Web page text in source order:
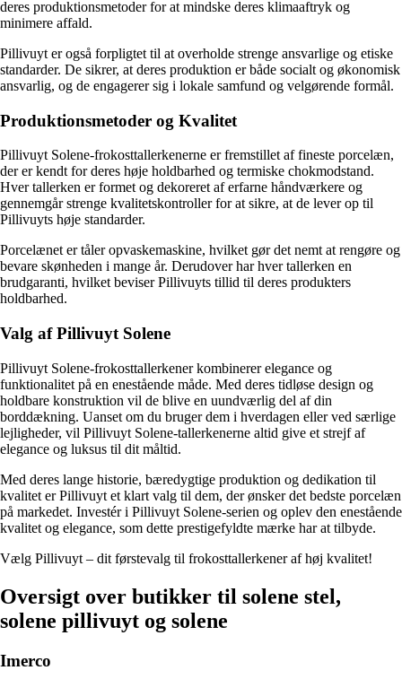
deres produktionsmetoder for at mindske deres klimaaftryk og
minimere affald.
Pillivuyt er også forpligtet til at overholde strenge ansvarlige og etiske
standarder. De sikrer, at deres produktion er både socialt og økonomisk
ansvarlig, og de engagerer sig i lokale samfund og velgørende formål.
Produktionsmetoder og Kvalitet
Pillivuyt Solene-frokosttallerkenerne er fremstillet af fineste porcelæn,
der er kendt for deres høje holdbarhed og termiske chokmodstand.
Hver tallerken er formet og dekoreret af erfarne håndværkere og
gennemgår strenge kvalitetskontroller for at sikre, at de lever op til
Pillivuyts høje standarder.
Porcelænet er tåler opvaskemaskine, hvilket gør det nemt at rengøre og
bevare skønheden i mange år. Derudover har hver tallerken en
brudgaranti, hvilket beviser Pillivuyts tillid til deres produkters
holdbarhed.
Valg af Pillivuyt Solene
Pillivuyt Solene-frokosttallerkener kombinerer elegance og
funktionalitet på en enestående måde. Med deres tidløse design og
holdbare konstruktion vil de blive en uundværlig del af din
borddækning. Uanset om du bruger dem i hverdagen eller ved særlige
lejligheder, vil Pillivuyt Solene-tallerkenerne altid give et strejf af
elegance og ​​luksus til dit måltid.
Med deres lange historie, bæredygtige produktion og dedikation til
kvalitet er Pillivuyt et klart valg til dem, der ønsker det bedste porcelæn
på markedet. Investér i Pillivuyt Solene-serien og oplev den enestående
kvalitet og elegance, som dette prestigefyldte mærke har at tilbyde.
Vælg Pillivuyt – dit førstevalg til frokosttallerkener af høj kvalitet!
Oversigt over butikker til solene stel,
solene pillivuyt og solene
Imerco